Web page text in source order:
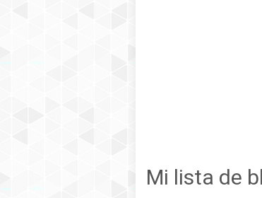
Mi lista de